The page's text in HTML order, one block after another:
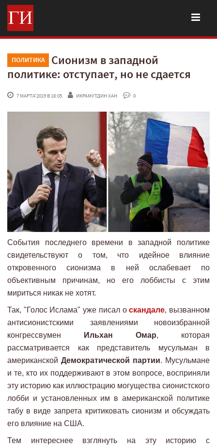
ПОЛИТИКА
Сионизм в западной
политике: отступает, но не сдается
7 МАРТА'2019 В 18:05 ИКРАМУТДИН ХАН 0
События последнего времени в западной политике
свидетельствуют о том, что идейное влияние
откровенного сионизма в ней ослабевает по
объективным причинам, но его лоббисты с этим
мириться никак не хотят.
Так, "Голос Ислама" уже писал оскандале, вызванном
антисионистскими заявлениями новоизбранной
конгрессвумен
Ильхан Омар, которая
рассматривается как представитель мусульман в
американской Демократической партии. Мусульмане
и те, кто их поддерживают в этом вопросе, восприняли
эту историю как иллюстрацию могущества сионистского
лобби и установленных им в американской политике
табу в виде запрета критиковать сионизм и обсуждать
его влияние на США.
Тем интереснее взглянуть на эту историю с